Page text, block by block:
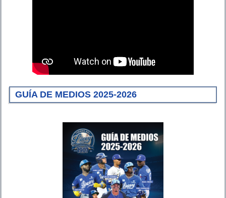
GUÍA DE MEDIOS 2025-2026